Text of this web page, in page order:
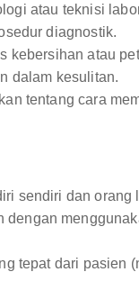
atau teknisi
diagnostik.
kebersihan atau
dalam kesulitan.
tentang cara
sendiri dan
dengan
tepat dari pasien